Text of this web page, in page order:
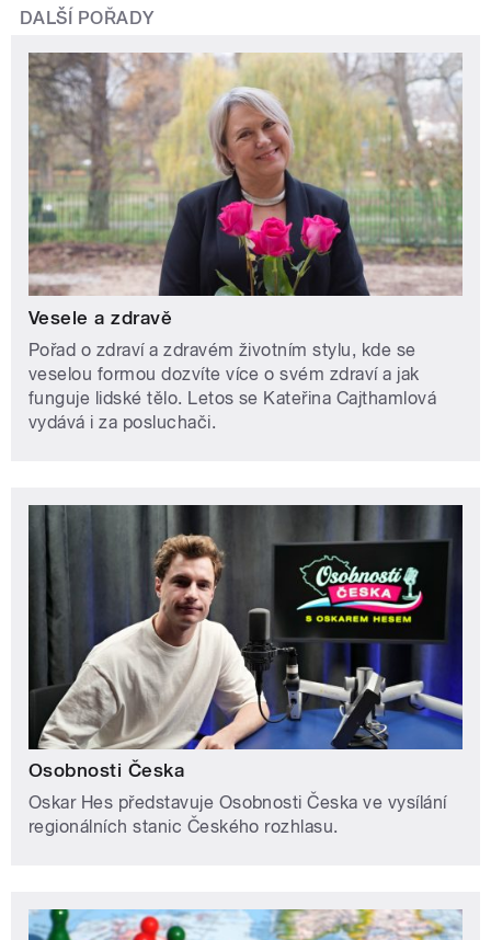
DALŠÍ POŘADY
Vesele a zdravě
Pořad o zdraví a zdravém životním stylu, kde se
veselou formou dozvíte více o svém zdraví a jak
funguje lidské tělo. Letos se Kateřina Cajthamlová
vydává i za posluchači.
Osobnosti Česka
Oskar Hes představuje Osobnosti Česka ve vysílání
regionálních stanic Českého rozhlasu.